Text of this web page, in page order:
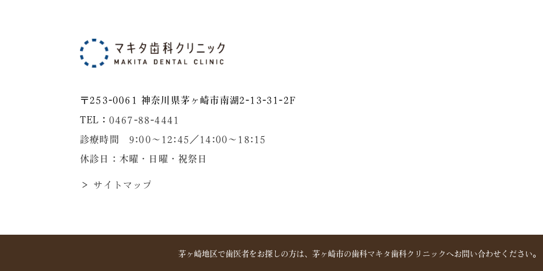
〒253-0061 神奈川県茅ヶ崎市南湖2-13-31-2F
TEL： 0467-88-4441
診療時間 9:00～12:45／14:00〜18:15
休診日：木曜・日曜・祝祭日
＞ サイトマップ
茅ヶ崎地区で歯医者をお探しの方は、 茅ヶ崎市の歯科マキタ歯科クリニックへお問い合わせください